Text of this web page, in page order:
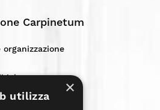
Carpinetum
organizzazione
×
utilizza